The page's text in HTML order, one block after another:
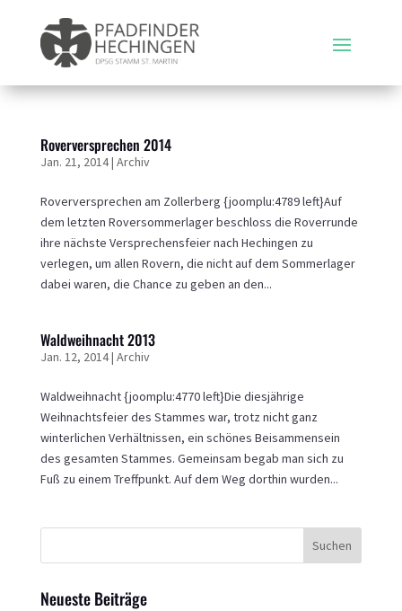
Roverversprechen 2014
Jan. 21, 2014| Archiv
Roverversprechen am Zollerberg {joomplu:4789 left}Auf
dem letzten Roversommerlager beschloss die Roverrunde
ihre nächste Versprechensfeier nach Hechingen zu
verlegen, um allen Rovern, die nicht auf dem Sommerlager
dabei waren, die Chance zu geben an den...
Waldweihnacht 2013
Jan. 12, 2014| Archiv
Waldweihnacht {joomplu:4770 left}Die diesjährige
Weihnachtsfeier des Stammes war, trotz nicht ganz
winterlichen Verhältnissen, ein schönes Beisammensein
des gesamten Stammes. Gemeinsam begab man sich zu
Fuß zu einem Treffpunkt. Auf dem Weg dorthin wurden...
Neueste Beiträge